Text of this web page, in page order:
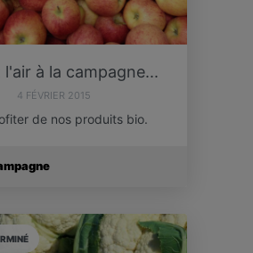
l'air à la campagne...
4 FÉVRIER 2015
de nos produits bio.